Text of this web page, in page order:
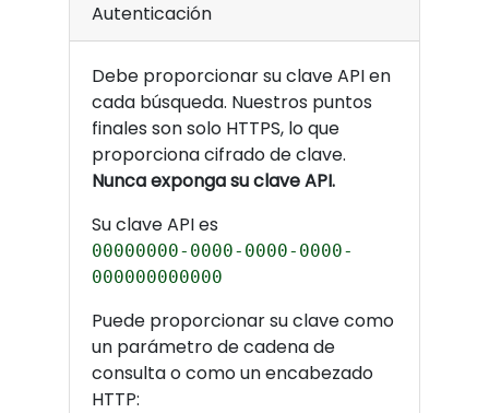
Autenticación
Debe proporcionar su clave API en
cada búsqueda. Nuestros puntos
finales son solo HTTPS, lo que
proporciona cifrado de clave.
Nunca exponga su clave API.
Su clave API es
00000000-0000-0000-0000-
000000000000
Puede proporcionar su clave como
un parámetro de cadena de
consulta o como un encabezado
HTTP: